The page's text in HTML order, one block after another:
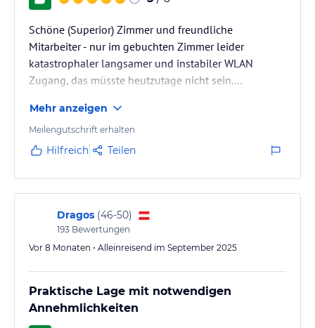
Schöne (Superior) Zimmer und freundliche
Mitarbeiter - nur im gebuchten Zimmer leider
katastrophaler langsamer und instabiler WLAN
Zugang, das müsste heutzutage nicht sein....
Mehr anzeigen
Meilengutschrift erhalten
Hilfreich Teilen
Dragos (46-50)
193 Bewertungen
Vor 8 Monaten • Alleinreisend im September 2025
Praktische Lage mit notwendigen
Annehmlichkeiten